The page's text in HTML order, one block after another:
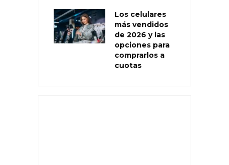
Los celulares
más vendidos
de 2026 y las
opciones para
comprarlos a
cuotas